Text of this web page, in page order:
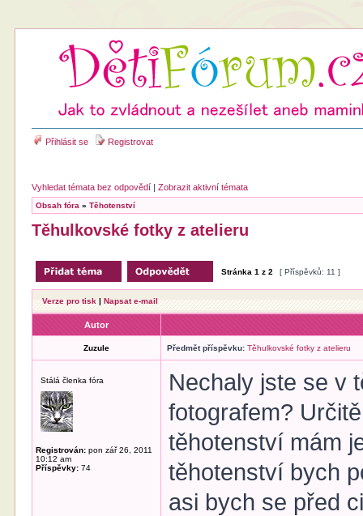
Přihlásit se Registrovat
Vyhledat témata bez odpovědí |Zobrazit aktivní témata
Obsah fóra »Těhotenství
Těhulkovské fotky z atelieru
Stránka1 z2 [ Příspěvků: 11 ]
Verze pro tisk |Napsat e-mail
Autor
Zuzule Předmět příspěvku: Těhulkovské fotky z atelieru
Stálá členka fóra
Registrován: pon zář 26, 2011
10:12 am
Příspěvky: 74
Nechaly jste se v
fotografem?
těhotenství mám
těhotenství bych
asi bych se před